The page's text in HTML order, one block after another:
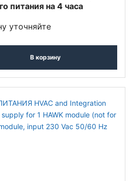
питания на 4 часа
уточняйте
В корзину